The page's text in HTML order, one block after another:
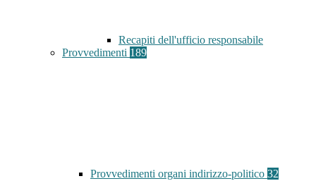
Recapiti dell'ufficio responsabile
Provvedimenti 189
Provvedimenti organi indirizzo-politico 32